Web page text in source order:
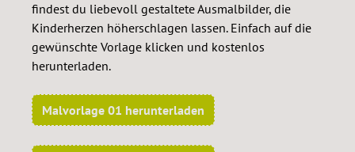
findest du liebevoll gestaltete Ausmalbilder, die
Kinderherzen höherschlagen lassen. Einfach auf die
gewünschte Vorlage klicken und kostenlos
herunterladen.
Malvorlage 01 herunterladen